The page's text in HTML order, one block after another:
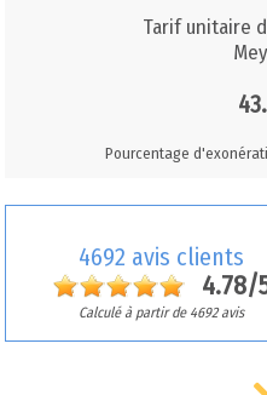
Tarif unitaire
Pourcentage
4692 avis clients
4.78/
Calculé à partir de 4692 avis